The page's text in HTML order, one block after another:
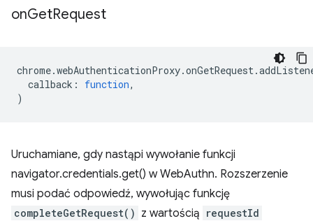
onGetRequest
chrome.webAuthenticationProxy.onGetRequest.
callback : function,
)
Uruchamiane, gdy nastąpi wywołanie funkcji
navigator.credentials.get() w WebAuthn. Rozszerzenie
musi podać odpowiedź, wywołując funkcję
completeGetRequest() z wartością requestId